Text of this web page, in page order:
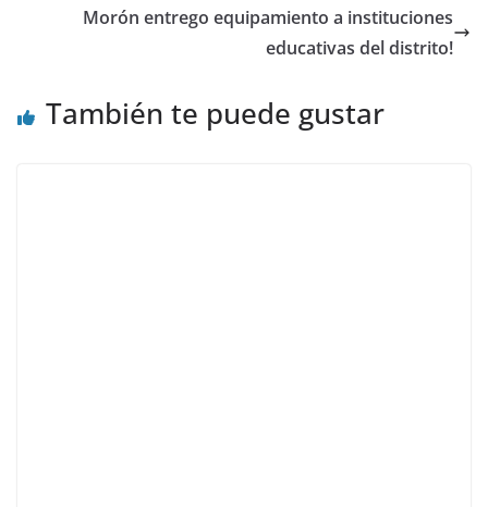
Morón entrego equipamiento a instituciones
educativas del distrito!
También te puede gustar